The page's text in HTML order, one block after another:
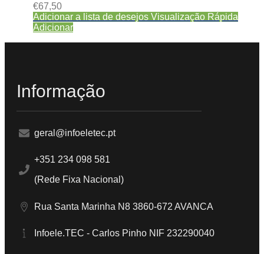
€67,50
Adicionar a lista de desejos Visualização Rápida
Adicionar
Informação
geral@infoeletec.pt
+351 234 098 581
(Rede Fixa Nacional)
Rua Santa Marinha N8 3860-672 AVANCA
Infoele.TEC - Carlos Pinho NIF 232290040